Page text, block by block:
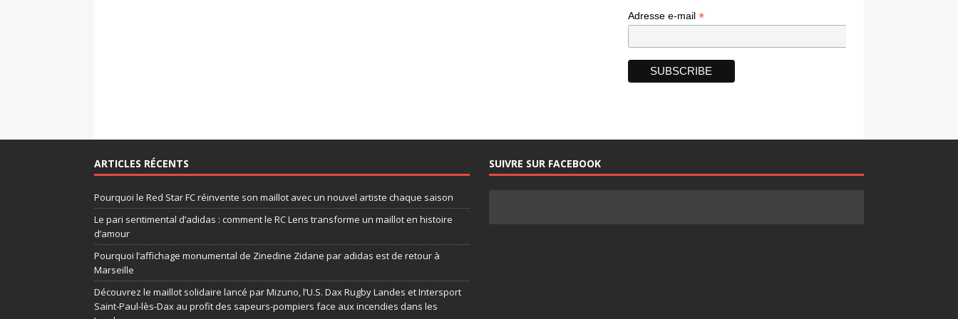
Adresse e-mail *
ARTICLES RÉCENTS
Pourquoi le Red Star FC réinvente son maillot avec un nouvel artiste chaque saison
Le pari sentimental d’adidas : comment le RC Lens transforme un maillot en histoire
d’amour
Pourquoi l’affichage monumental de Zinedine Zidane par adidas est de retour à
Marseille
Découvrez le maillot solidaire lancé par Mizuno, l’U.S. Dax Rugby Landes et Intersport
Saint-Paul-lès-Dax au profit des sapeurs-pompiers face aux incendies dans les
SUIVRE SUR FACEBOOK